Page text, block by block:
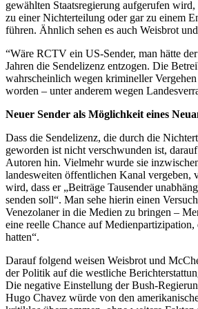
gewählten Staatsregierung aufgerufen
zu einer Nichterteilung oder gar zu einem
führen. Ähnlich sehen es auch Weisbrot
“Wäre RCTV ein US-Sender, man hätte
Jahren die Sendelizenz entzogen. Die
wahrscheinlich wegen krimineller
worden – unter anderem wegen
Neuer Sender als Möglichkeit eines
Dass die Sendelizenz, die durch die
geworden ist nicht verschwunden ist,
Autoren hin. Vielmehr wurde sie
landesweiten öffentlichen Kanal vergeben,
wird, dass er „Beiträge Tausender
senden soll“. Man sehe hierin einen
Venezolaner in die Medien zu bringen –
eine reelle Chance auf Medienpartizipation,
hatten“.
Darauf folgend weisen Weisbrot und
der Politik auf die westliche
Die negative Einstellung der Bush-
Hugo Chavez würde von den